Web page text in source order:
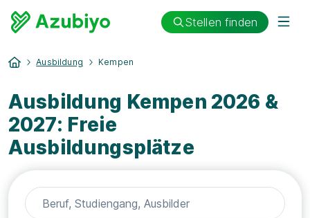
Stellen finden
Ausbildung Kempen
Ausbildung Kempen 2026 &
2027: Freie
Ausbildungsplätze